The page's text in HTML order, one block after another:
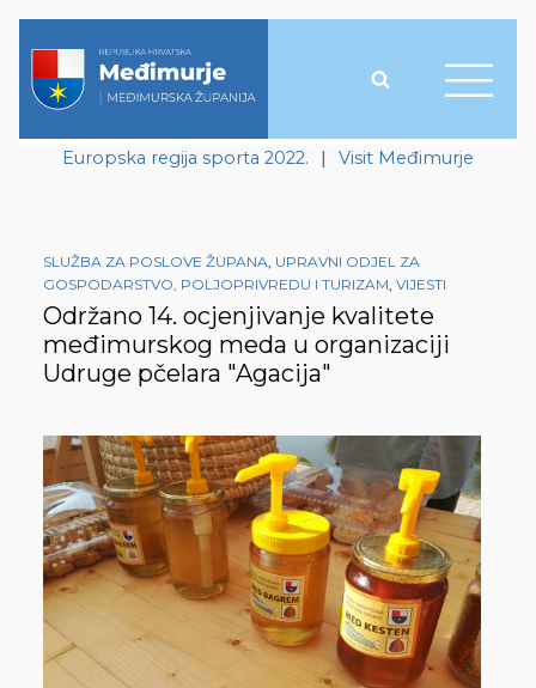
Europska regija sporta 2022. | Visit Međimurje
SLUŽBA ZA POSLOVE ŽUPANA, UPRAVNI ODJEL ZA
GOSPODARSTVO, POLJOPRIVREDU I TURIZAM, VIJESTI
Održano 14. ocjenjivanje kvalitete
međimurskog meda u organizaciji
Udruge pčelara "Agacija"